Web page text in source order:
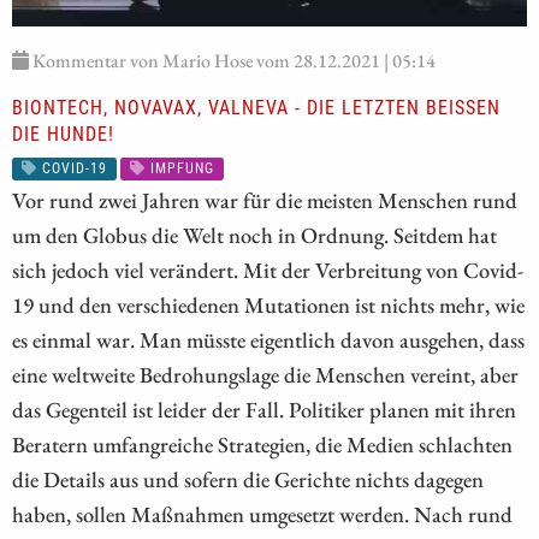
Kommentar von Mario Hose vom 28.12.2021 | 05:14
BIONTECH, NOVAVAX, VALNEVA - DIE LETZTEN BEISSEN D
IE HUNDE!
COVID-19 IMPFUNG
Vor rund zwei Jahren war für die meisten Menschen rund
um den Globus die Welt noch in Ordnung. Seitdem hat
sich jedoch viel verändert. Mit der Verbreitung von Covid-
19 und den verschiedenen Mutationen ist nichts mehr, wie
es einmal war. Man müsste eigentlich davon ausgehen, dass
eine weltweite Bedrohungslage die Menschen vereint, aber
das Gegenteil ist leider der Fall. Politiker planen mit ihren
Beratern umfangreiche Strategien, die Medien schlachten
die Details aus und sofern die Gerichte nichts dagegen
haben, sollen Maßnahmen umgesetzt werden. Nach rund